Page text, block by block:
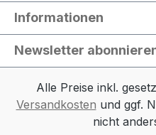
Informationen
Newsletter
Alle Preise inkl.
Versandkosten und ggf.
nicht